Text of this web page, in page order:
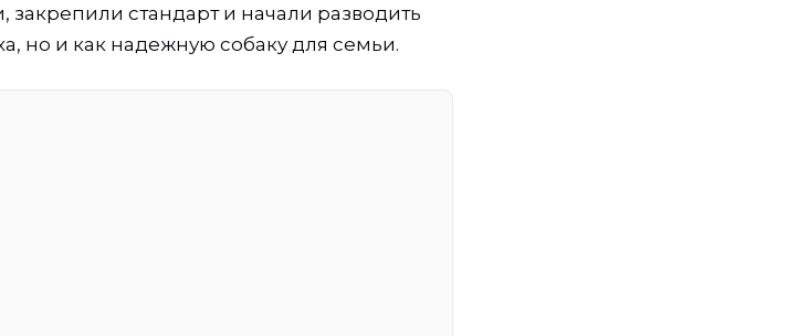
стандарт и начали разводить
но и как надежную собаку для семьи.